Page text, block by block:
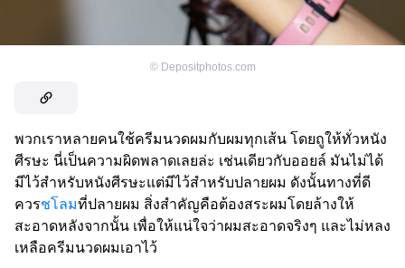
© Depositphotos.com
พวกเราหลายคนใช้ครีมนวดผมกับผมทุกเส้น โดยถูให้ทั่วหนัง
ศีรษะ นี่เป็นความผิดพลาดเลยล่ะ เช่นเดียวกับออยล์ มันไม่ได้
มีไว้สำหรับหนังศีรษะแต่มีไว้สำหรับปลายผม ดังนั้นทางที่ดี
ควรชโลมที่ปลายผม สิ่งสำคัญคือต้องสระผมโดยล้างให้
สะอาดหลังจากนั้น เพื่อให้แน่ใจว่าผมสะอาดจริงๆ และไม่หลง
เหลือครีมนวดผมเอาไว้